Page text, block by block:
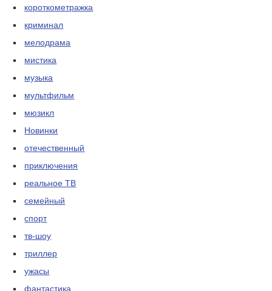
короткометражка
криминал
мелодрама
мистика
музыка
мультфильм
мюзикл
Новинки
отечественный
приключения
реальное ТВ
семейный
спорт
тв-шоу
триллер
ужасы
фантастика